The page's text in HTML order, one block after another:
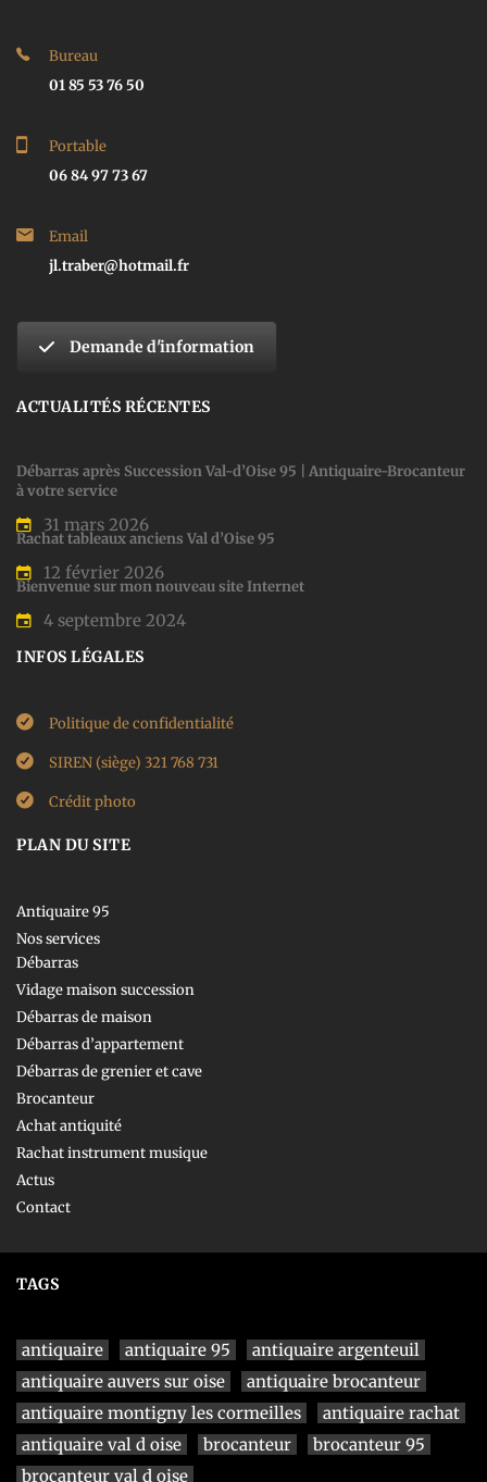
Bureau
01 85 53 76 50
Portable
06 84 97 73 67
Email
jl.traber@hotmail.fr
Demande d'information
ACTUALITÉS RÉCENTES
Débarras après Succession Val-d’Oise 95 | Antiquaire-Brocanteur
à votre service
31 mars 2026
Rachat tableaux anciens Val d’Oise 95
12 février 2026
Bienvenue sur mon nouveau site Internet
4 septembre 2024
INFOS LÉGALES
Politique de confidentialité
SIREN (siège) 321 768 731
Crédit photo
PLAN DU SITE
Antiquaire 95
Nos services
Débarras
Vidage maison succession
Débarras de maison
Débarras d’appartement
Débarras de grenier et cave
Brocanteur
Achat antiquité
Rachat instrument musique
Actus
Contact
TAGS
antiquaire antiquaire 95
antiquaire argenteuil
antiquaire auvers sur oise
antiquaire brocanteur
antiquaire montigny les cormeilles
antiquaire rachat
antiquaire val d oise
brocanteur
brocanteur 95
brocanteur val d oise